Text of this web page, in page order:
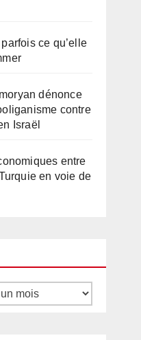
ce qu’elle
dénonce
contre
Israël
entre
en voie de